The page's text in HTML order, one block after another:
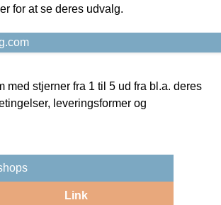
for at se deres udvalg.
stjerner fra 1 til 5 ud fra bl.a. deres
leveringsformer og
Link